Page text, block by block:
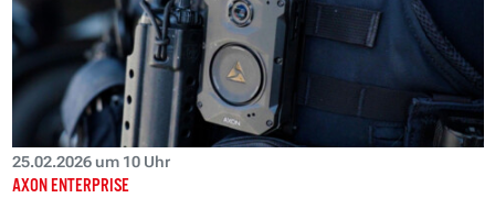
25.02.2026 um 10 Uhr
AXON ENTERPRISE